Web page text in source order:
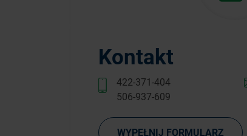
Kontakt
422-371-404
506-937-609
WYPEŁNIJ FORMULARZ